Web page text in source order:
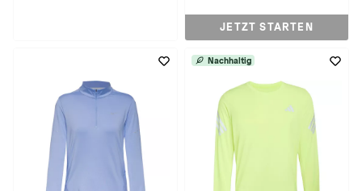
JETZT STARTEN
Nachhaltig